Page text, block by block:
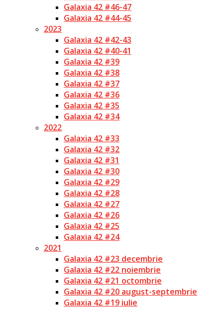
Galaxia 42 #46-47
Galaxia 42 #44-45
2023
Galaxia 42 #42-43
Galaxia 42 #40-41
Galaxia 42 #39
Galaxia 42 #38
Galaxia 42 #37
Galaxia 42 #36
Galaxia 42 #35
Galaxia 42 #34
2022
Galaxia 42 #33
Galaxia 42 #32
Galaxia 42 #31
Galaxia 42 #30
Galaxia 42 #29
Galaxia 42 #28
Galaxia 42 #27
Galaxia 42 #26
Galaxia 42 #25
Galaxia 42 #24
2021
Galaxia 42 #23 decembrie
Galaxia 42 #22 noiembrie
Galaxia 42 #21 octombrie
Galaxia 42 #20 august-septembrie
Galaxia 42 #19 iulie